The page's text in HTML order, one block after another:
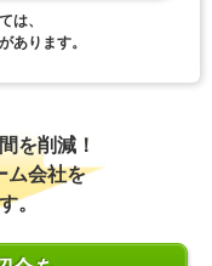
は、
あります。
を削減！
ム会社を
。